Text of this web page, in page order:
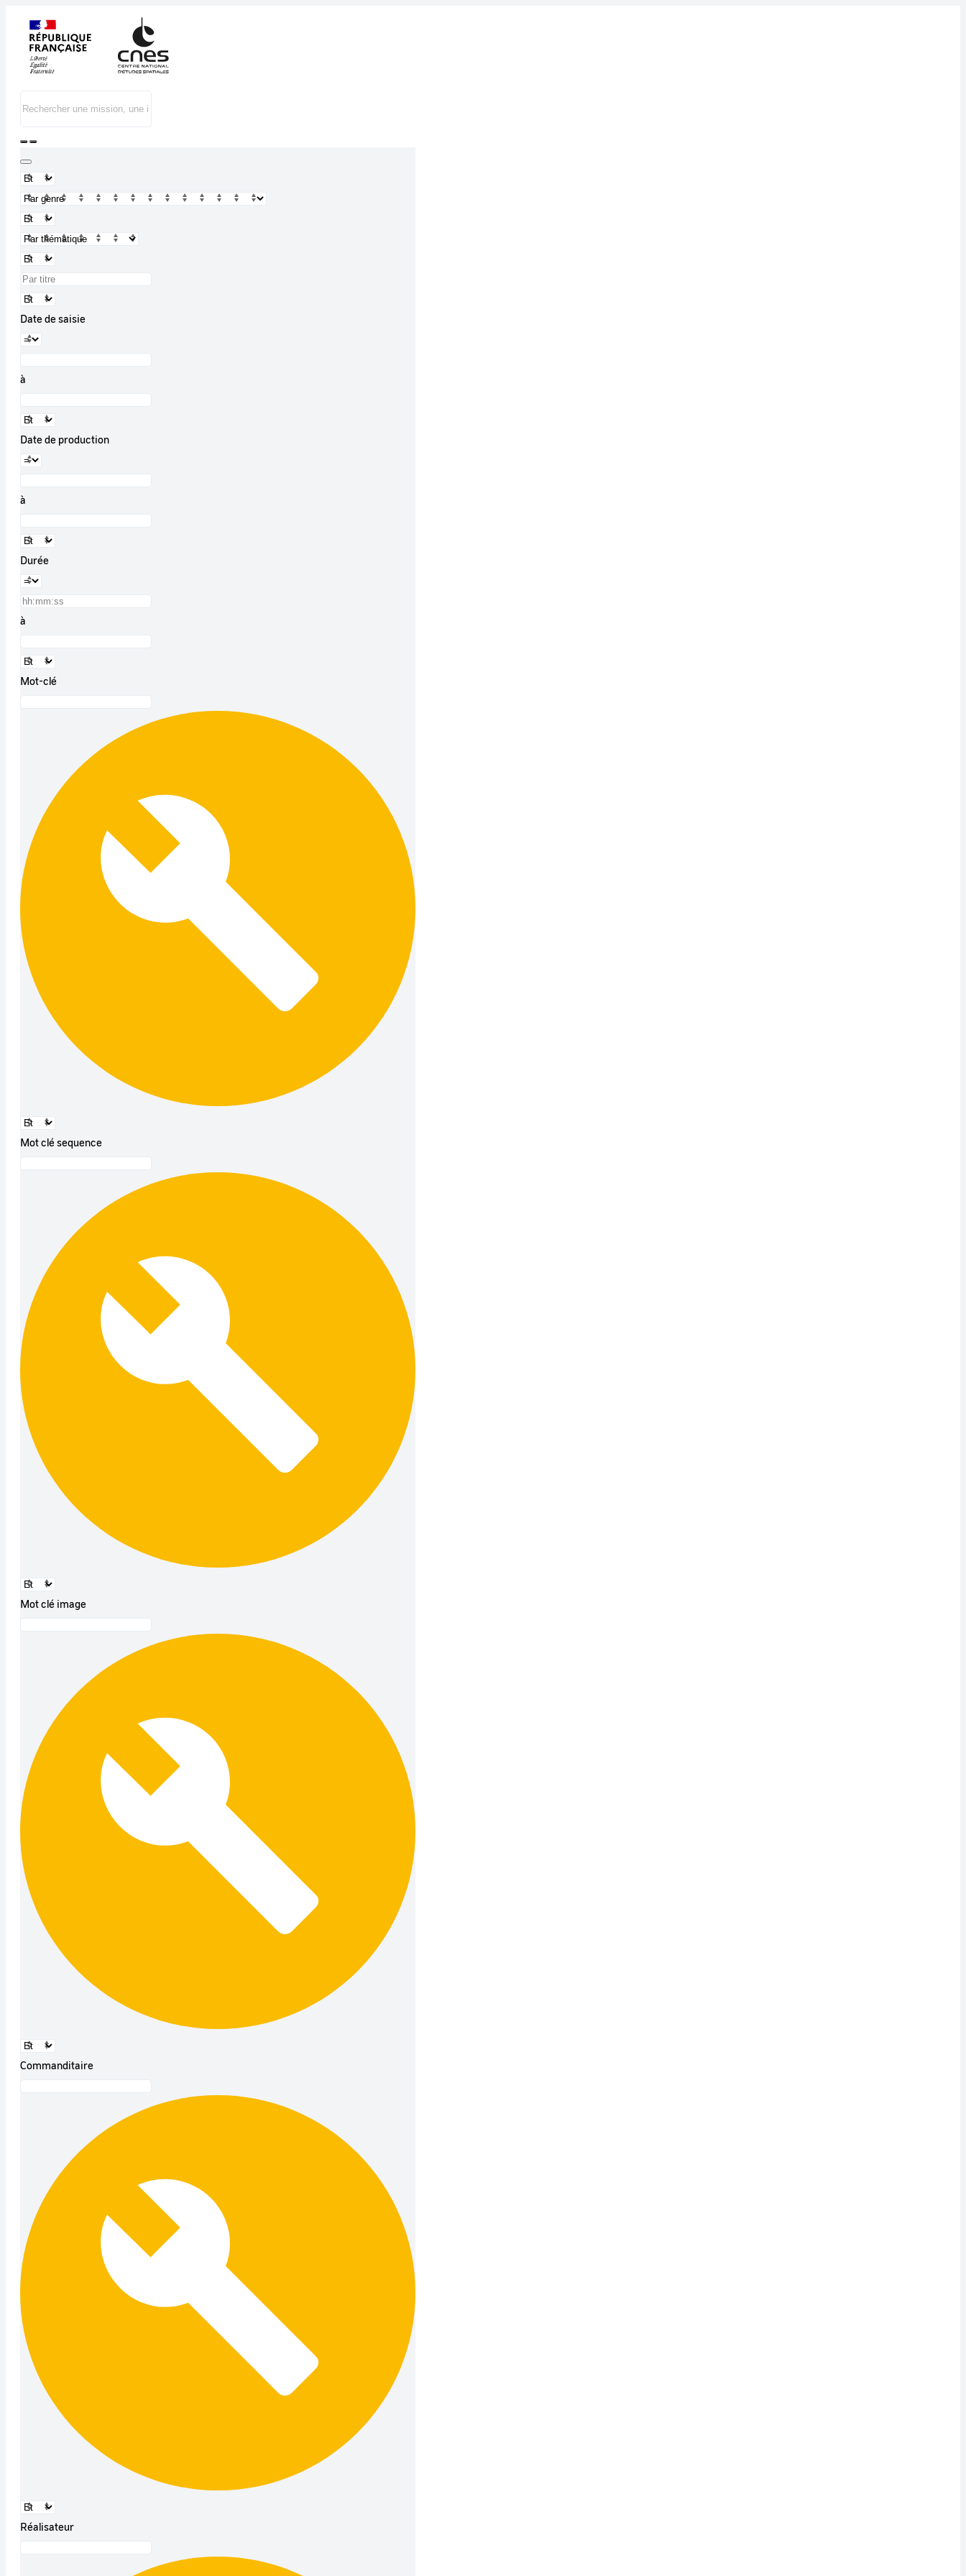
Date de saisie
à
Date de production
à
Durée
à
Mot-clé
Mot clé sequence
Mot clé image
Commanditaire
Réalisateur